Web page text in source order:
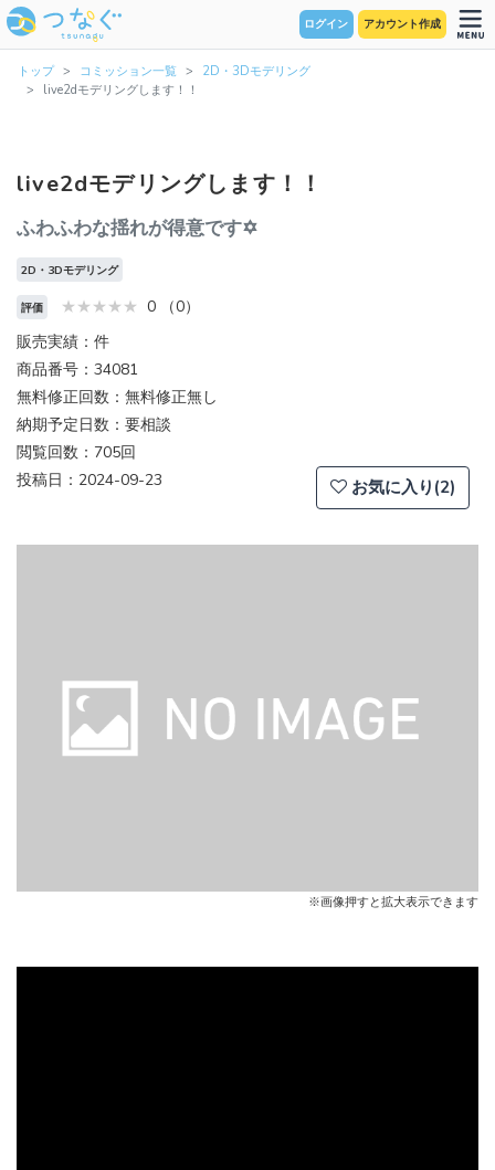
ログイン アカウント作成
トップ コミッション一覧
2D・3Dモデリング
live2dモデリングします！！
live2dモデリングします！！
ふわふわな揺れが得意です✡
2D・3Dモデリング
評価
0 （0）
販売実績：件
商品番号：34081
無料修正回数：無料修正無し
納期予定日数：要相談
閲覧回数：705回
投稿日：2024-09-23
お気に入り(2)
※画像押すと拡大表示できます